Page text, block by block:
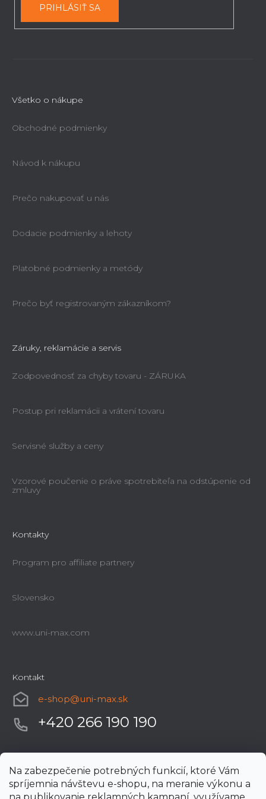
Na zabezpečenie potrebných funkcií, ktoré Vám
spríjemnia návštevu e-shopu, na meranie výkonu a
PRIHLÁSIŤ SA
Všetko o nákupe
Obchodné podmienky
Návod k nákupu
Prečo nakupovať u nás
Dodacie podmienky a lehoty
Platobné podmienky a metódy
Prečo byť registrovaným zákazníkom?
Záruky, reklamácie a servis
Zodpovednosť za chyby tovaru - ZÁRUKA
Postup pri reklamácii a vrátení tovaru
Servisné služby a ceny
Vzorové poučenie o práve spotrebiteľa na odstúpenie od
zmluvy
Kontakty
Program pro affiliate partnery
Slovensko
www.uni-max.com
Kontakt
e-shop@uni-max.sk
+420 266 190 190